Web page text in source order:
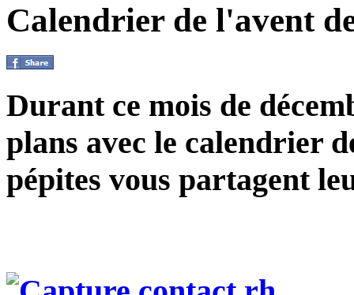
Calendrier de l'avent
Durant ce mois de
plans avec le calendrier
pépites vous partagent